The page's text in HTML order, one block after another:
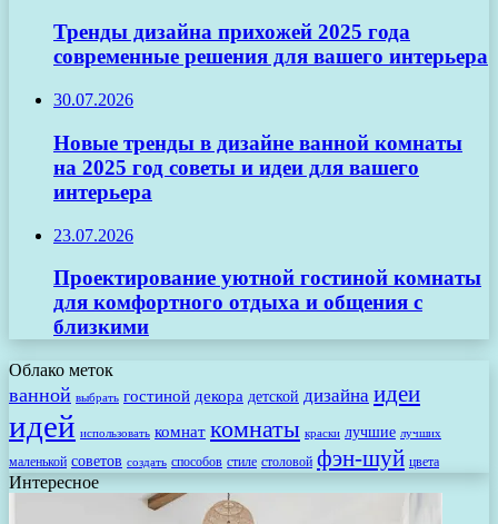
Тренды дизайна прихожей 2025 года
современные решения для вашего интерьера
30.07.2026
Новые тренды в дизайне ванной комнаты
на 2025 год советы и идеи для вашего
интерьера
23.07.2026
Проектирование уютной гостиной комнаты
для комфортного отдыха и общения с
близкими
Облако меток
ванной выбрать гостиной декора детской дизайна идеи
идей использовать комнат комнаты краски лучшие лучших
маленькой советов создать способов стиле столовой фэн-шуй цвета
Интересное